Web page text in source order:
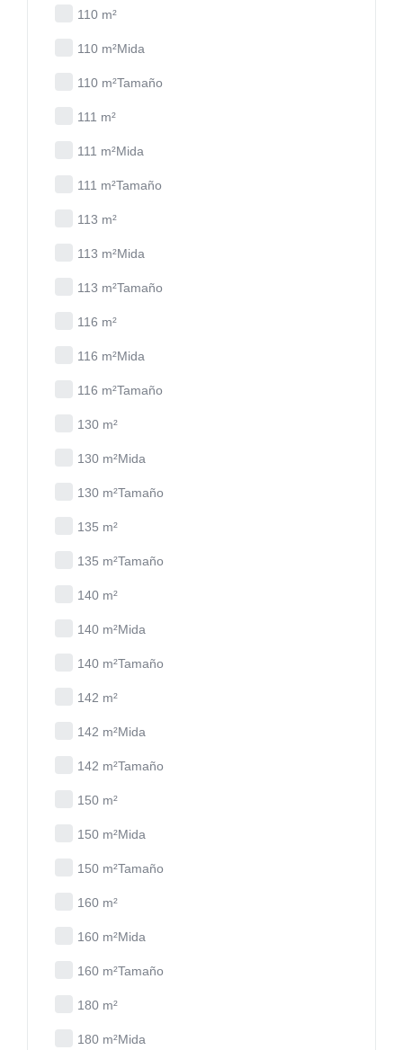
110 m²
110 m²Mida
110 m²Tamaño
111 m²
111 m²Mida
111 m²Tamaño
113 m²
113 m²Mida
113 m²Tamaño
116 m²
116 m²Mida
116 m²Tamaño
130 m²
130 m²Mida
130 m²Tamaño
135 m²
135 m²Tamaño
140 m²
140 m²Mida
140 m²Tamaño
142 m²
142 m²Mida
142 m²Tamaño
150 m²
150 m²Mida
150 m²Tamaño
160 m²
160 m²Mida
160 m²Tamaño
180 m²
180 m²Mida